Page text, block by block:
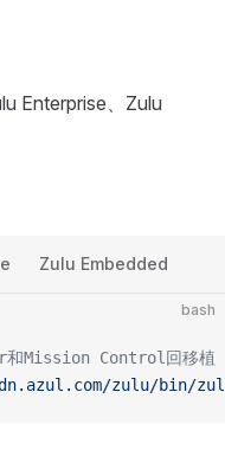
Enterprise、Zulu
Zulu Embedded
bash
Mission Control回移植
zulu/bin/